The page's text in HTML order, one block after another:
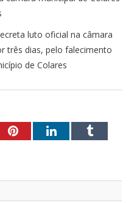
luto oficial na câmara
três dias, pelo falecimento
de Colares
PinterestLinkedInTumblr